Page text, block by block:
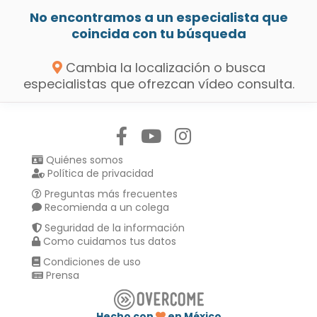
No encontramos a un especialista que
coincida con tu búsqueda
Cambia la localización o busca
especialistas que ofrezcan vídeo consulta.
Quiénes somos
Política de privacidad
Preguntas más frecuentes
Recomienda a un colega
Seguridad de la información
Como cuidamos tus datos
Condiciones de uso
Prensa